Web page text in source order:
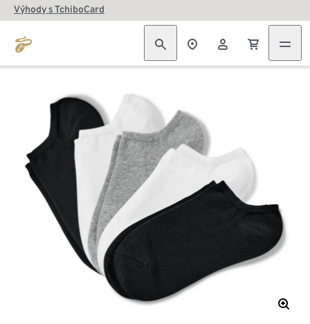
Výhody s TchiboCard